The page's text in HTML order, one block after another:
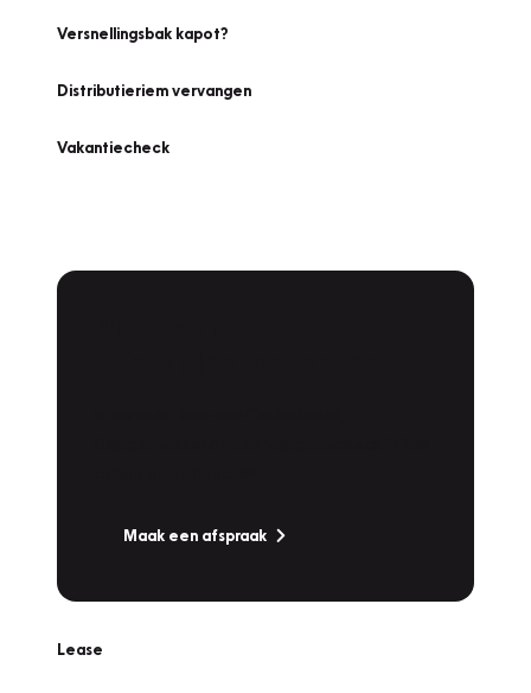
Versnellingsbak kapot?
Distributieriem vervangen
Vakantiecheck
Maak een afspraak
Lease